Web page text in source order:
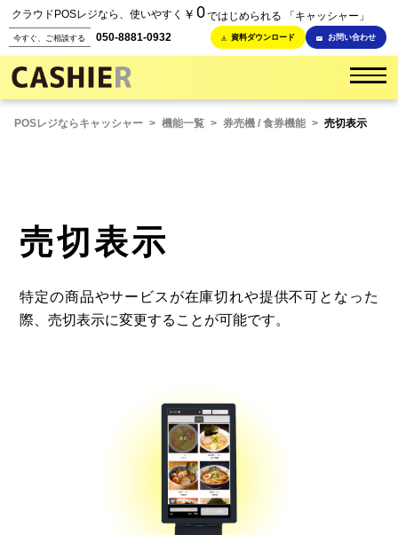
クラウドPOSレジなら、使いやすく ￥ 0ではじめられる 「キャッシャー」
今すぐ、ご相談する 050-8881-0932 資料ダウンロード お問い合わせ
POSレジならキャッシャー > 機能一覧 > 券売機 / 食券機能 > 売切表示
売切表示
特定の商品やサービスが在庫切れや提供不可となった
際、売切表示に変更することが可能です。